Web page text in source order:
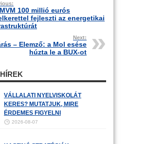
100 millió eurós
fejleszti az energetikai
Next:
– Elemző: a Mol esése
húzta le a BUX-ot
VÁLLALATI NYELVISKOLÁT
KERES? MUTATJUK, MIRE
ÉRDEMES FIGYELNI
2026-08-07